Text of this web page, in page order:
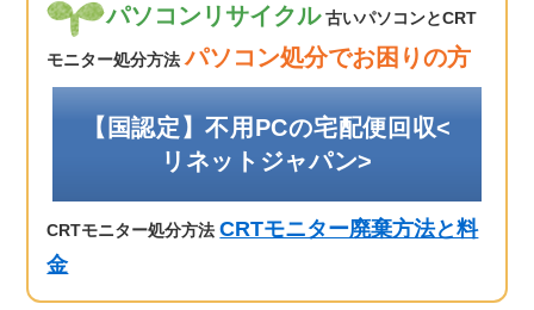
パソコンリサイクル 古いパソコンとCRT
モニター処分方法 パソコン処分でお困りの方
【国認定】不用PCの宅配便回収<
リネットジャパン>
CRTモニター処分方法 CRTモニター廃棄方法と料
金